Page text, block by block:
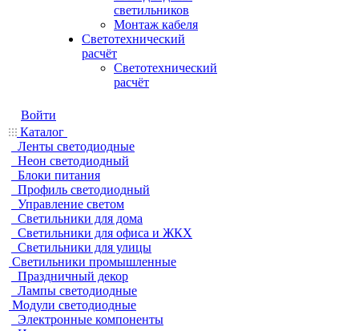
светильников
Монтаж кабеля
Светотехнический
расчёт
Светотехнический
расчёт
Войти
Каталог
Ленты светодиодные
Неон светодиодный
Блоки питания
Профиль светодиодный
Управление светом
Светильники для дома
Светильники для офиса и ЖКХ
Светильники для улицы
Светильники промышленные
Праздничный декор
Лампы светодиодные
Модули светодиодные
Электронные компоненты